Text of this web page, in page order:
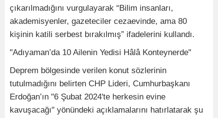
çıkarılmadığını vurgulayarak “Bilim insanları,
akademisyenler, gazeteciler cezaevinde, ama 80
kişinin katili serbest bırakılmış” ifadelerini kullandı.
"Adıyaman’da 10 Ailenin Yedisi Hâlâ Konteynerde"
Deprem bölgesinde verilen konut sözlerinin
tutulmadığını belirten CHP Lideri, Cumhurbaşkanı
Erdoğan’ın "6 Şubat 2024'te herkesin evine
kavuşacağı" yönündeki açıklamalarını hatırlatarak şu